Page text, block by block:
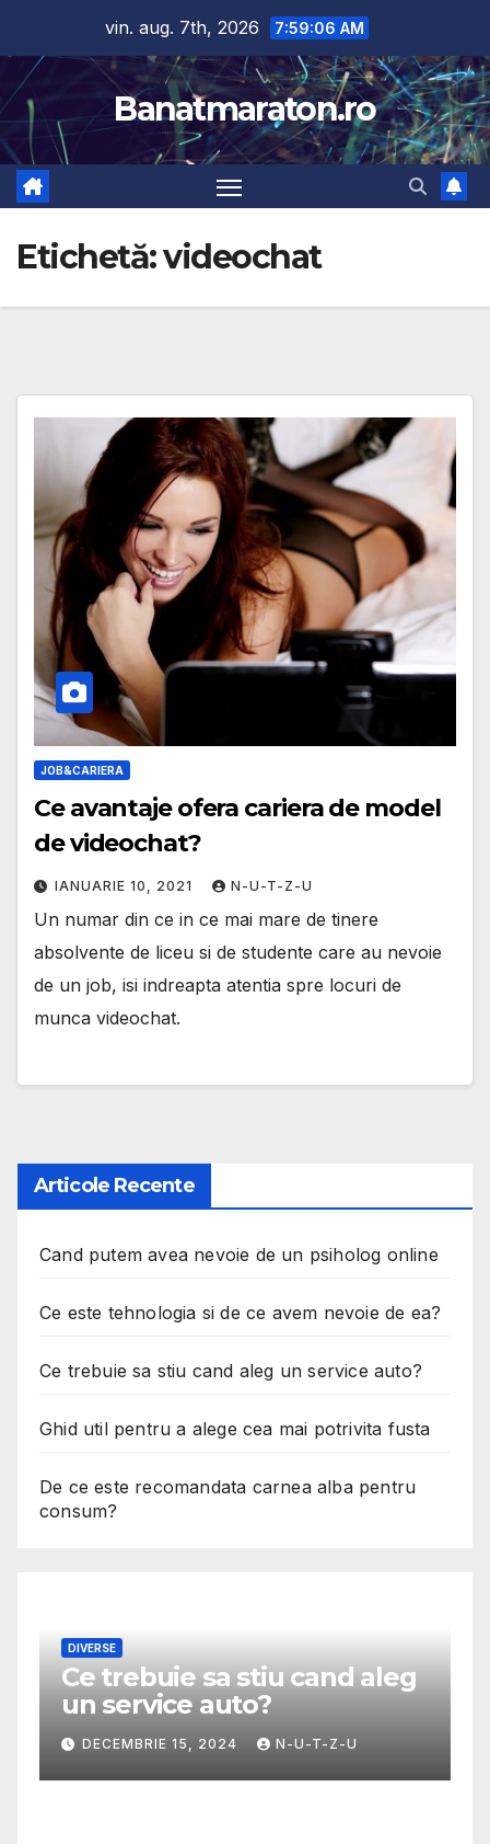
content
vin. aug. 7th, 2026 7:59:07 AM
Banatmaraton.ro
Etichetă:videochat
JOB&CARIERA
Ce avantaje ofera cariera de model
de videochat?
IANUARIE 10, 2021 N-U-T-Z-U
Un numar din ce in ce mai mare de tinere
absolvente de liceu si de studente care au nevoie
de un job, isi indreapta atentia spre locuri de
munca videochat.
Articole Recente
Cand putem avea nevoie de un psiholog online
Ce este tehnologia si de ce avem nevoie de ea?
Ce trebuie sa stiu cand aleg un service auto?
Ghid util pentru a alege cea mai potrivita fusta
De ce este recomandata carnea alba pentru
consum?
DIVERSE
Ce trebuie sa stiu cand aleg
un service auto?
DECEMBRIE 15, 2024 N-U-T-Z-U